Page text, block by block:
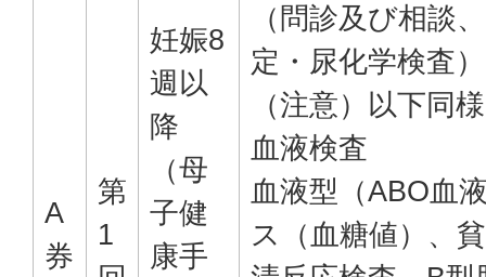
A
券
第
1
妊娠8
週以
降
（母
子健
康手
（問診及び相談
定・尿化学検査）
（注意）以下同様
血液検査
血液型（ABO血
ス（血糖値）、